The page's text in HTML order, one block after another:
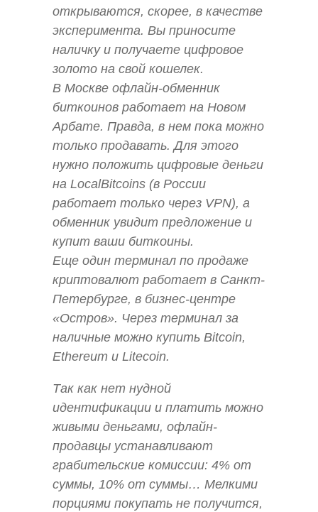
открываются, скорее, в качестве
эксперимента. Вы приносите
наличку и получаете цифровое
золото на свой кошелек.
В Москве офлайн-обменник
биткоинов работает на Новом
Арбате. Правда, в нем пока можно
только продавать. Для этого
нужно положить цифровые деньги
на LocalBitcoins (в России
работает только через VPN), а
обменник увидит предложение и
купит ваши биткоины.
Еще один терминал по продаже
криптовалют работает в Санкт-
Петербурге, в бизнес-центре
«Остров». Через терминал за
наличные можно купить Bitcoin,
Ethereum и Litecoin.
Так как нет нудной
идентификации и платить можно
живыми деньгами, офлайн-
продавцы устанавливают
грабительские комиссии: 4% от
суммы, 10% от суммы… Мелкими
порциями покупать не получится,